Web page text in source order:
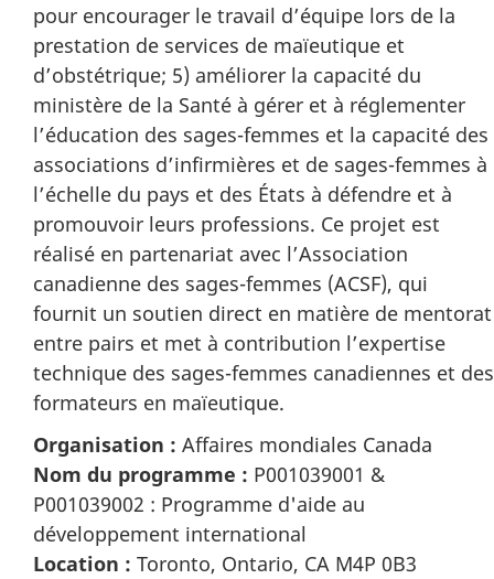
pour encourager le travail d’équipe lors de la
prestation de services de maïeutique et
d’obstétrique; 5) améliorer la capacité du
ministère de la Santé à gérer et à réglementer
l’éducation des sages-femmes et la capacité des
associations d’infirmières et de sages-femmes à
l’échelle du pays et des États à défendre et à
promouvoir leurs professions. Ce projet est
réalisé en partenariat avec l’Association
canadienne des sages-femmes (ACSF), qui
fournit un soutien direct en matière de mentorat
entre pairs et met à contribution l’expertise
technique des sages-femmes canadiennes et des
formateurs en maïeutique.
Organisation : Affaires mondiales Canada
Nom du programme : P001039001 &
P001039002 : Programme d'aide au
développement international
Location : Toronto, Ontario, CA M4P 0B3